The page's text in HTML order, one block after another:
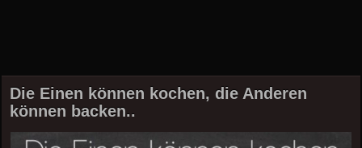
Die Einen können kochen, die Anderen
können backen..